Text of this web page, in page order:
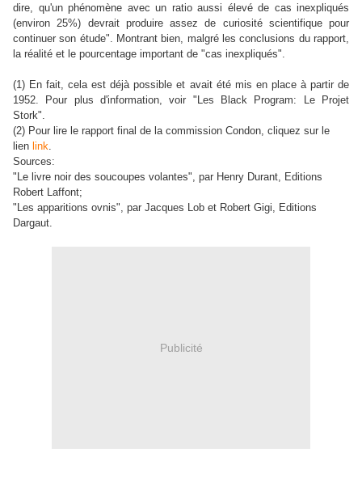
dire, qu'un phénomène avec un ratio aussi élevé de cas inexpliqués
(environ 25%) devrait produire assez de curiosité scientifique pour
continuer son étude". Montrant bien, malgré les conclusions du rapport,
la réalité et le pourcentage important de "cas inexpliqués".
(1) En fait, cela estdéjà possible et avait été mis en place à partir de
1952. Pour plus d'information, voir "Les Black Program: Le Projet
Stork".
(2) Pour lire le rapport final de la commission Condon, cliquez sur le
lien link.
Sources:
"Le livre noir des soucoupes volantes", par Henry Durant, Editions
Robert Laffont;
"Les apparitions ovnis", par Jacques Lob et Robert Gigi, Editions
Dargaut.
Publicité